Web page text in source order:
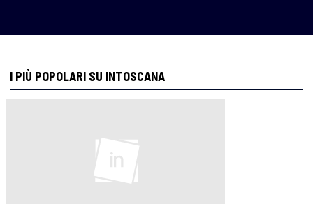
I PIÙ POPOLARI SU INTOSCANA